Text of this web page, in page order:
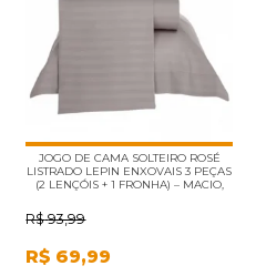
JOGO DE CAMA SOLTEIRO ROSÉ
LISTRADO LEPIN ENXOVAIS 3 PEÇAS
(2 LENÇÓIS + 1 FRONHA) – MACIO,
R$ 93,99
R$ 69,99